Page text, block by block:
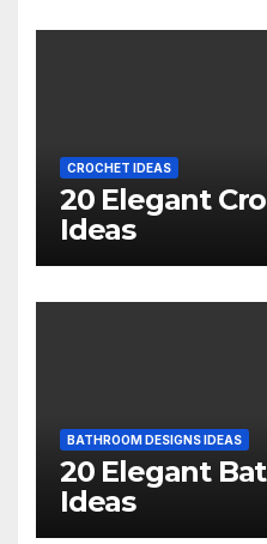
CROCHET IDEAS
20 Elegant
Ideas
BATHROOM DESIGNS IDEAS
20 Elegant
Ideas